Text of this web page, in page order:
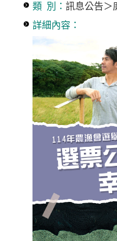
類 別： 訊息公告＞
詳細內容：